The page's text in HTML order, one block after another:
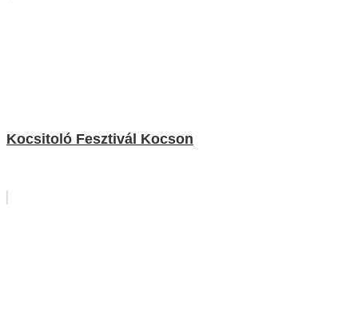
Kocsitoló Fesztivál Kocson